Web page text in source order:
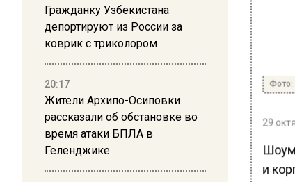
Гражданку Узбекистана
депортируют из России за
коврик с триколором
20:17
Жители Архипо-Осиповки
рассказали об обстановке во
время атаки БПЛА в
Геленджике
Фото:
29
и